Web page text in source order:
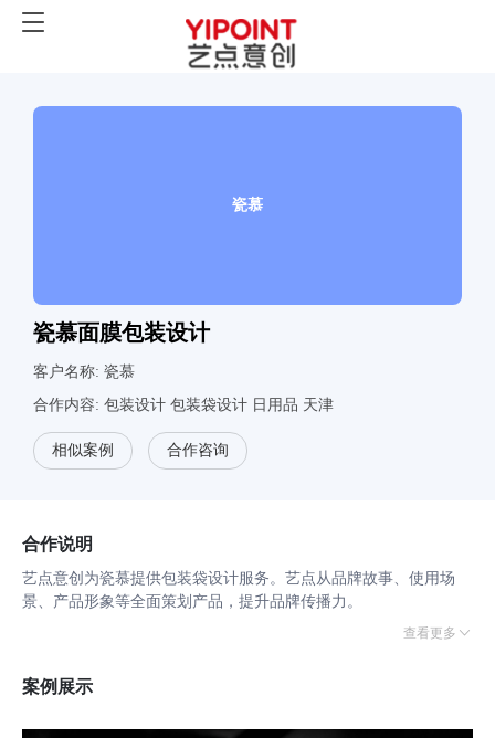
瓷慕
瓷慕面膜包装设计
客户名称: 瓷慕
合作内容: 包装设计 包装袋设计 日用品 天津
相似案例 合作咨询
合作说明
艺点意创为瓷慕提供包装袋设计服务。艺点从品牌故事、使用场
景、产品形象等全面策划产品，提升品牌传播力。
查看更多
案例展示